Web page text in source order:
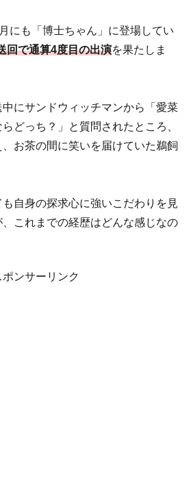
にも「博士ちゃん」に登場してい
回で通算4度目の出演を果たしま
中にサンドウィッチマンから「愛菜
どっち？」と質問されたところ、
お茶の間に笑いを届けていた鵜飼
自身の探求心に強いこだわりを見
これまでの経歴はどんな感じなの
ポンサーリンク